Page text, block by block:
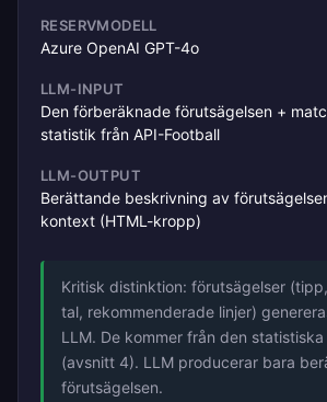
RESERVMODELL
Azure OpenAI GPT-4o
LLM-INPUT
Den förberäknade förutsägelsen +
statistik från API-Football
LLM-OUTPUT
Berättande beskrivning av
kontext (HTML-kropp)
Kritisk distinktion: förutsägelser
tal, rekommenderade linjer)
LLM. De kommer från den
(avsnitt 4). LLM producerar bara
förutsägelsen.